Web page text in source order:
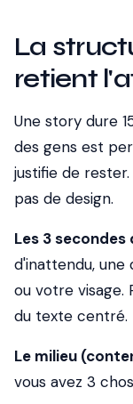
La
retient
Une story dure
des gens est
justifie de
pas de design.
Les 3
d'inattendu, une
ou votre visage.
du texte centré.
Le milieu
vous avez 3